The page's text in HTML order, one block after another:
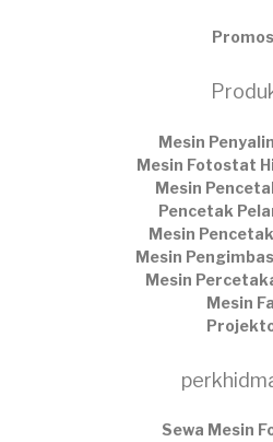
Mesin
Mesin Fotostat
Mesin
Pencetak
Mesin
Mesin
Mesin
Mesin
Sewa Mesin